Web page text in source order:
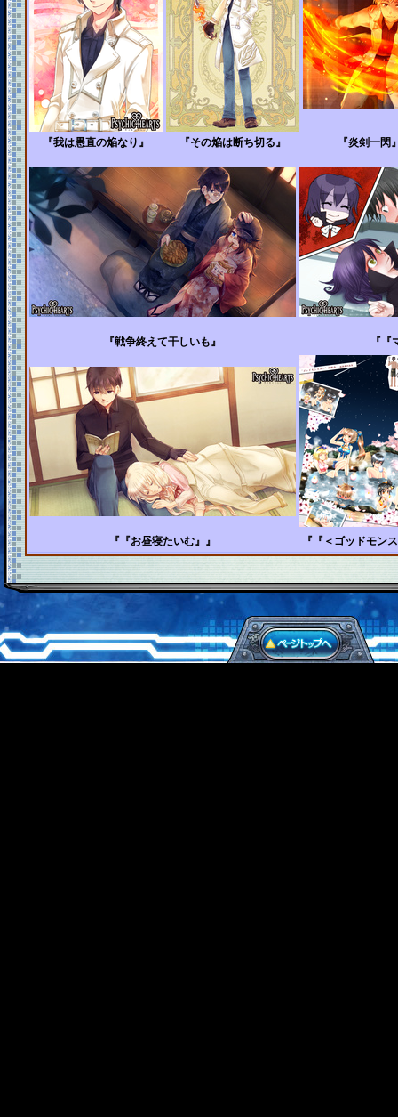
『我は愚直の焔なり』 『その焔は断ち切る』 『炎剣一閃
『戦争終えて干しいも』 『
『『お昼寝たいむ』』 『『＜ゴッドモン